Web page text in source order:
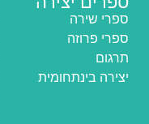
ספרי שירה
ספרי פרוזה
תרגום
יצירה בינתחומית